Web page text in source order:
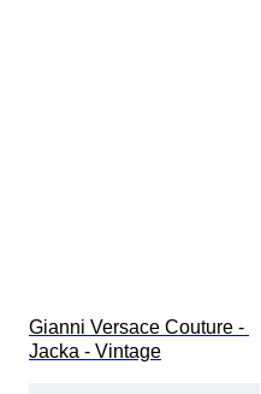
Gianni Versace Couture -
Jacka - Vintage